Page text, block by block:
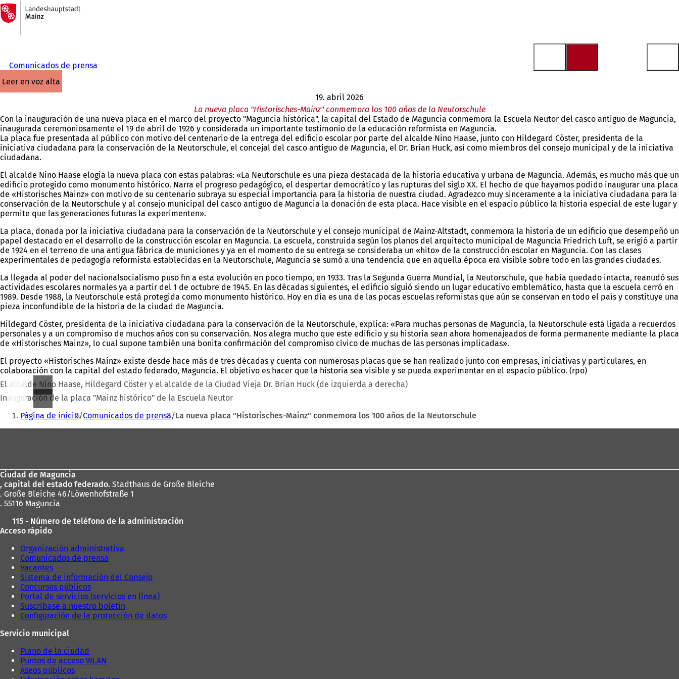
Saltar al contenido
A
la
página
Comunicados de prensa
leer en voz alta
19. abril 2026
La nueva placa "Historisches-Mainz" conmemora los 100 años de la Neutorschule
Con la inauguración de una nueva placa en el marco del proyecto "Maguncia histórica", la capital del Estado de Maguncia conmemora la Escuela Neutor del casco antiguo de Maguncia,
inaugurada ceremoniosamente el 19 de abril de 1926 y considerada un importante testimonio de la educación reformista en Maguncia.
La placa fue presentada al público con motivo del centenario de la entrega del edificio escolar por parte del alcalde Nino Haase, junto con Hildegard Cöster, presidenta de la
iniciativa ciudadana para la conservación de la Neutorschule, el concejal del casco antiguo de Maguncia, el Dr. Brian Huck, así como miembros del consejo municipal y de la iniciativa
ciudadana.
El alcalde Nino Haase elogia la nueva placa con estas palabras: «La Neutorschule es una pieza destacada de la historia educativa y urbana de Maguncia. Además, es mucho más que un
edificio protegido como monumento histórico. Narra el progreso pedagógico, el despertar democrático y las rupturas del siglo XX. El hecho de que hayamos podido inaugurar una placa
de «Historisches Mainz» con motivo de su centenario subraya su especial importancia para la historia de nuestra ciudad. Agradezco muy sinceramente a la iniciativa ciudadana para la
conservación de la Neutorschule y al consejo municipal del casco antiguo de Maguncia la donación de esta placa. Hace visible en el espacio público la historia especial de este lugar y
permite que las generaciones futuras la experimenten».
La placa, donada por la iniciativa ciudadana para la conservación de la Neutorschule y el consejo municipal de Mainz-Altstadt, conmemora la historia de un edificio que desempeñó un
papel destacado en el desarrollo de la construcción escolar en Maguncia. La escuela, construida según los planos del arquitecto municipal de Maguncia Friedrich Luft, se erigió a partir
de 1924 en el terreno de una antigua fábrica de municiones y ya en el momento de su entrega se consideraba un «hito» de la construcción escolar en Maguncia. Con las clases
experimentales de pedagogía reformista establecidas en la Neutorschule, Maguncia se sumó a una tendencia que en aquella época era visible sobre todo en las grandes ciudades.
La llegada al poder del nacionalsocialismo puso fin a esta evolución en poco tiempo, en 1933. Tras la Segunda Guerra Mundial, la Neutorschule, que había quedado intacta, reanudó sus
actividades escolares normales ya a partir del 1 de octubre de 1945. En las décadas siguientes, el edificio siguió siendo un lugar educativo emblemático, hasta que la escuela cerró en
1989. Desde 1988, la Neutorschule está protegida como monumento histórico. Hoy en día es una de las pocas escuelas reformistas que aún se conservan en todo el país y constituye una
pieza inconfundible de la historia de la ciudad de Maguncia.
Hildegard Cöster, presidenta de la iniciativa ciudadana para la conservación de la Neutorschule, explica: «Para muchas personas de Maguncia, la Neutorschule está ligada a recuerdos
personales y a un compromiso de muchos años con su conservación. Nos alegra mucho que este edificio y su historia sean ahora homenajeados de forma permanente mediante la placa
de «Historisches Mainz», lo cual supone también una bonita confirmación del compromiso cívico de muchas de las personas implicadas».
El proyecto «Historisches Mainz» existe desde hace más de tres décadas y cuenta con numerosas placas que se han realizado junto con empresas, iniciativas y particulares, en
colaboración con la capital del estado federado, Maguncia. El objetivo es hacer que la historia sea visible y se pueda experimentar en el espacio público. (rpo)
El alcalde Nino Haase, Hildegard Cöster y el alcalde de la Ciudad Vieja Dr. Brian Huck (de izquierda a derecha)
Inauguración de la placa "Mainz histórico" de la Escuela Neutor
Estás
aquí:
Página de inicio Comunicados de prensa La nueva placa "Historisches-Mainz" conmemora los 100 años de la Neutorschule
pies
Ciudad de Maguncia
, capital del estado federado. Stadthaus de Große Bleiche
. Große Bleiche 46/Löwenhofstraße 1
. 55116 Maguncia
115 - Número de teléfono de la administración
Acceso rápido
Organización administrativa
Comunicados de prensa
Vacantes
Sistema de información del Consejo
Concursos públicos
Portal de servicios (servicios en línea)
Suscríbase a nuestro boletín
Configuración de la protección de datos
Servicio municipal
Plano de la ciudad
Puntos de acceso WLAN
Aseos públicos